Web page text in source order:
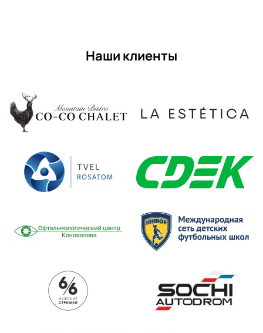
Наши клиенты